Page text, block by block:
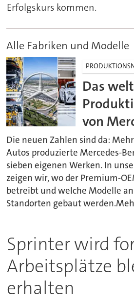
Erfolgskurs kommen.
Alle Fabriken und Modelle
Das
von
Die neuen Zahlen sind da:
Autos produzierte Mercedes-
sieben eigenen Werken. In
zeigen wir, wo der Premium-
betreibt und welche Modelle
Standorten gebaut
Sprinter wird
Arbeitsplätze
erhalten